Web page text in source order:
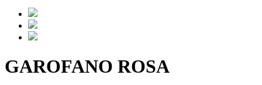
GAROFANO ROSA